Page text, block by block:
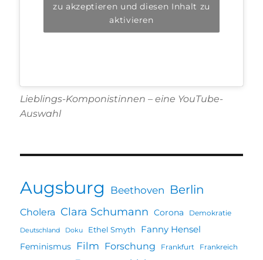
zu akzeptieren und diesen Inhalt zu
aktivieren
Lieblings-Komponistinnen – eine YouTube-
Auswahl
Augsburg Beethoven Berlin
Cholera Clara Schumann Corona Demokratie
Deutschland Doku Ethel Smyth Fanny Hensel
Feminismus Film Forschung Frankfurt Frankreich